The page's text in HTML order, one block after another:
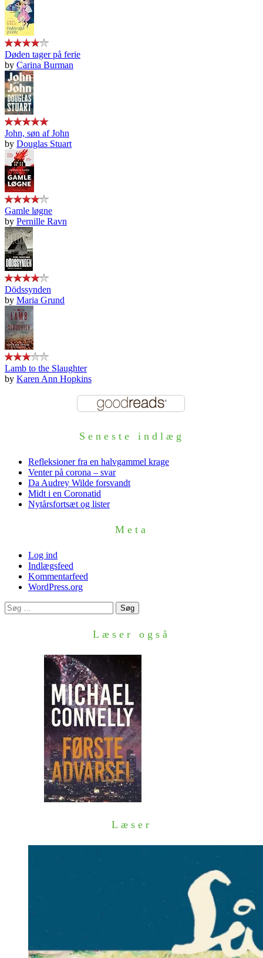
Døden tager på ferie
by Carina Burman
John, søn af John
by Douglas Stuart
Gamle løgne
by Pernille Ravn
Dödssynden
by Maria Grund
Lamb to the Slaughter
by Karen Ann Hopkins
Seneste indlæg
Refleksioner fra en halvgammel krage
Venter på corona – svar
Da Audrey Wilde forsvandt
Midt i en Coronatid
Nytårsfortsæt og lister
Meta
Log ind
Indlægsfeed
Kommentarfeed
WordPress.org
Søg
efter:
Læser også
Læser